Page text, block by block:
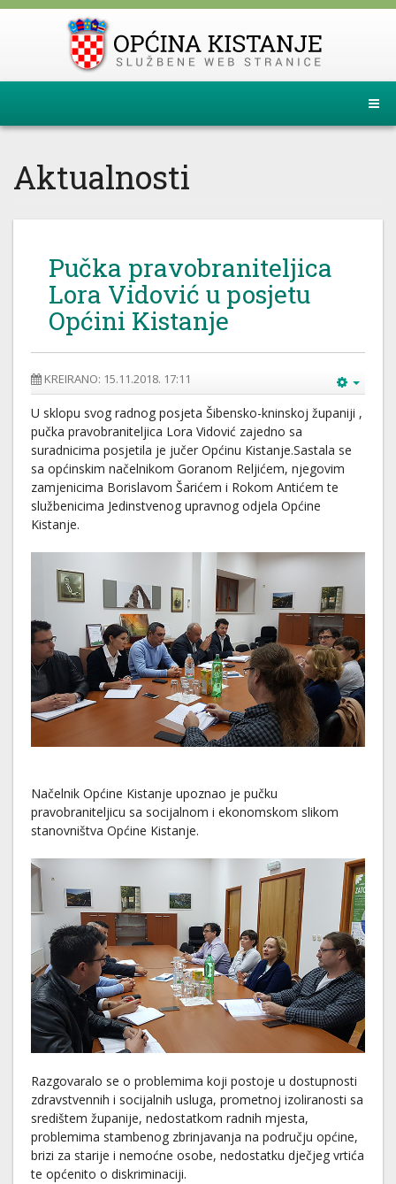
Aktualnosti
Pučka pravobraniteljica
Lora Vidović u posjetu
Općini Kistanje
KREIRANO: 15.11.2018. 17:11
U sklopu svog radnog posjeta Šibensko-kninskoj županiji ,
pučka pravobraniteljica Lora Vidović zajedno sa
suradnicima posjetila je jučer Općinu Kistanje.Sastala se
sa općinskim načelnikom Goranom Reljićem, njegovim
zamjenicima Borislavom Šarićem i Rokom Antićem te
službenicima Jedinstvenog upravnog odjela Općine
Kistanje.
Načelnik Općine Kistanje upoznao je pučku
pravobraniteljicu sa socijalnom i ekonomskom slikom
stanovništva Općine Kistanje.
Razgovaralo se o problemima koji postoje u dostupnosti
zdravstvennih i socijalnih usluga, prometnoj izoliranosti sa
središtem županije, nedostatkom radnih mjesta,
problemima stambenog zbrinjavanja na području općine,
brizi za starije i nemoćne osobe, nedostatku dječjeg vrtića
te općenito o diskriminaciji.